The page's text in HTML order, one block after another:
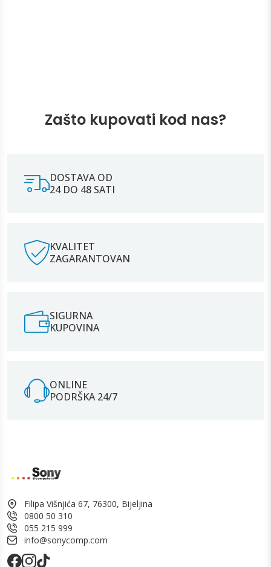
Zašto kupovati kod nas?
DOSTAVA OD
24 DO 48 SATI
KVALITET
ZAGARANTOVAN
SIGURNA
KUPOVINA
ONLINE
PODRŠKA 24/7
Filipa Višnjića 67, 76300, Bijeljina
0800 50 310
055 215 999
info@sonycomp.com